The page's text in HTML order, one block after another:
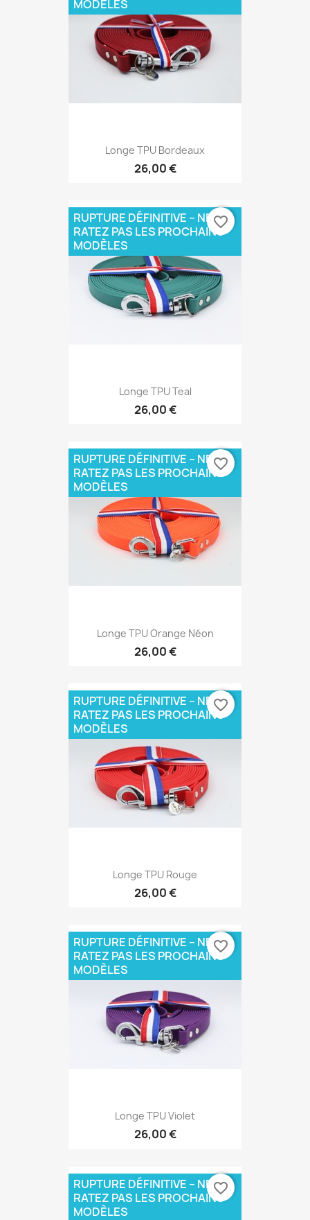
Longe TPU Bordeaux
26,00 €
MODÈLES
Longe TPU Teal
26,00 €
RUPTURE DÉFINITIVE – NE
RATEZ PAS LES PROCHAINS
MODÈLES
favorite_border
Longe TPU Orange Néon
26,00 €
RUPTURE DÉFINITIVE – NE
RATEZ PAS LES PROCHAINS
MODÈLES
favorite_border
Longe TPU Rouge
26,00 €
RUPTURE DÉFINITIVE – NE
RATEZ PAS LES PROCHAINS
MODÈLES
favorite_border
Longe TPU Violet
26,00 €
RUPTURE DÉFINITIVE – NE
RATEZ PAS LES PROCHAINS
MODÈLES
favorite_border
RUPTURE DÉFINITIVE – NE
RATEZ PAS LES PROCHAINS
MODÈLES
favorite_border